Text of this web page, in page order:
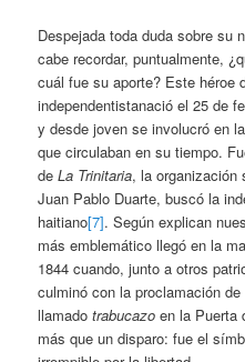
Despejada toda duda sobre su
cabe recordar, puntualmente,
cuál fue su aporte? Este héroe
independentistanació el 25 de
y desde joven se involucró en
que circulaban en su tiempo.
deLa Trinitaria, la organización
Juan Pablo Duarte, buscó la
haitiano[7]. Según explican
más emblemático llegó en la
1844 cuando, junto a otros
culminó con la proclamación
llamadotrabucazo en la Puerta
más que un disparo: fue el